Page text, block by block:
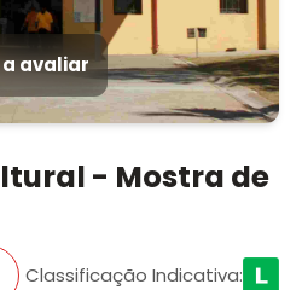
a avaliar
- Mostra de
Classificação Indicativa: